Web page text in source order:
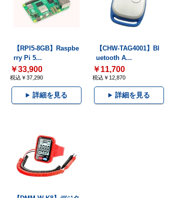
【RPI5-8GB】Raspbe
rry Pi 5...
￥33,900
税込￥37,290
詳細を見る
【CHW-TAG4001】Bl
uetooth A...
￥11,700
税込￥12,870
詳細を見る